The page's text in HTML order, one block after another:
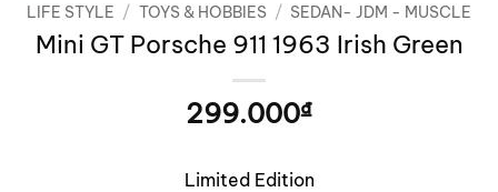
LIFE STYLE / TOYS & HOBBIES / SEDAN- JDM - MUSCLE
Mini GT Porsche 911 1963 Irish Green
299.000₫
Limited Edition